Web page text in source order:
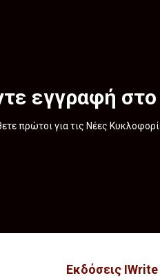
εγγραφή
πρώτοι για τις Νέες
Εκδόσεις IWrite